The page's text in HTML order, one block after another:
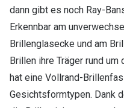
dann gibt es noch Ray-
Erkennbar am
Brillenglasecke und am
Brillen ihre Träger rund
hat eine Vollrand-
Gesichtsformtypen. Dank